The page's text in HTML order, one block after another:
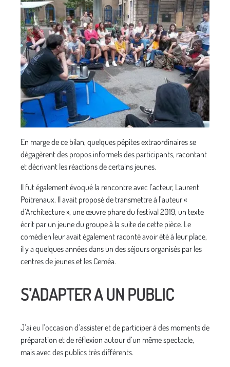
En marge de ce bilan, quelques pépites extraordinaires se
dégagèrent des propos informels des participants, racontant
et décrivant les réactions de certains jeunes.
Il fut également évoqué la rencontre avec l’acteur, Laurent
Poitrenaux. Il avait proposé de transmettre à l’auteur «
d’Architecture », une œuvre phare du festival 2019, un texte
écrit par un jeune du groupe à la suite de cette pièce. Le
comédien leur avait également raconté avoir été à leur place,
il y a quelques années dans un des séjours organisés par les
centres de jeunes et les Ceméa.
S’ADAPTER A UN PUBLIC
J’ai eu l’occasion d’assister et de participer à des moments de
préparation et de réflexion autour d’un même spectacle,
mais avec des publics très différents.